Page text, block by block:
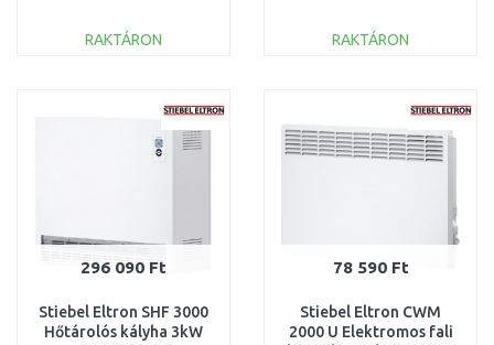
RAKTÁRON
Összehasonlítás
RAKTÁRON
Összehasonlítás
296 090 Ft
Stiebel Eltron SHF 3000
Hőtárolós kályha 3kW
78 590 Ft
Stiebel Eltron CWM
2000 U Elektromos fali